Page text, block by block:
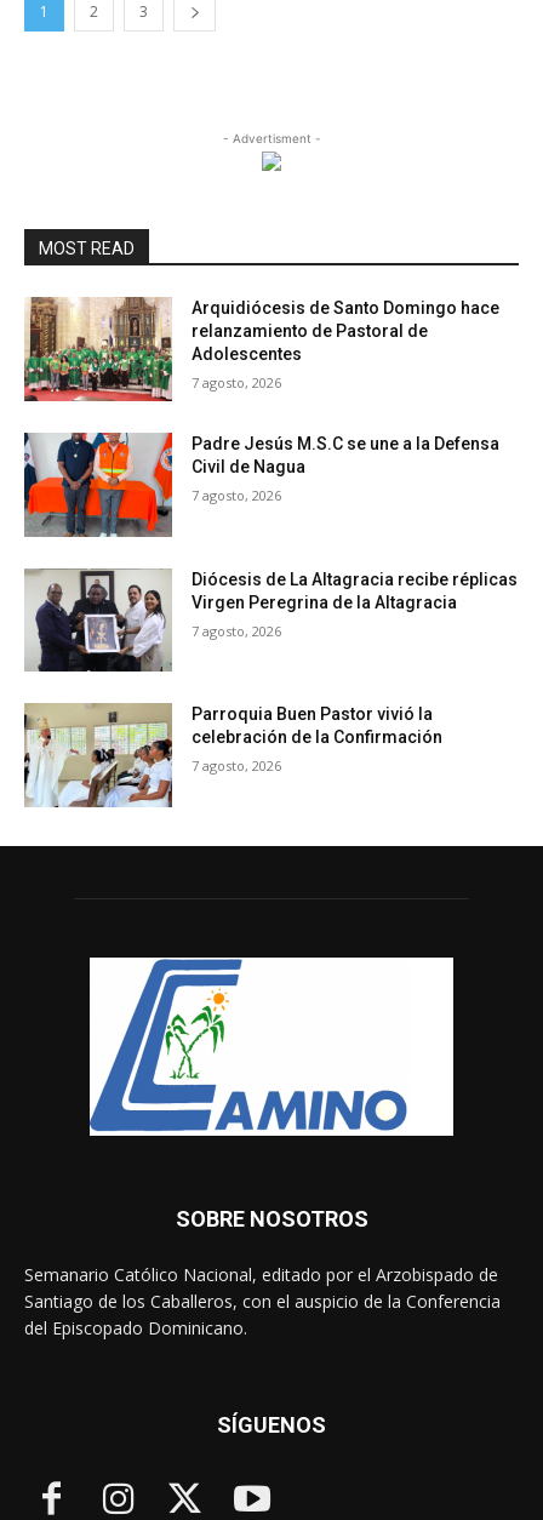
1 2 3
- Advertisment -
MOST READ
Arquidiócesis de Santo Domingo hace
relanzamiento de Pastoral de
Adolescentes
7 agosto, 2026
Padre Jesús M.S.C se une a la Defensa
Civil de Nagua
7 agosto, 2026
Diócesis de La Altagracia recibe réplicas
Virgen Peregrina de la Altagracia
7 agosto, 2026
Parroquia Buen Pastor vivió la
celebración de la Confirmación
7 agosto, 2026
SOBRE NOSOTROS
Semanario Católico Nacional, editado por el Arzobispado de
Santiago de los Caballeros, con el auspicio de la Conferencia
del Episcopado Dominicano.
SÍGUENOS